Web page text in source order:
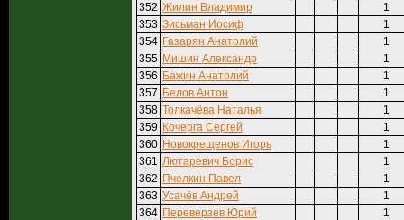
352 Жилин Владимир
1
353 Зисьман Иосиф
1
354 Газарян Анатолий
1
355 Мишин Александр
1
356 Бажин Анатолий
1
357 Белов Антон
1
358 Толкачёва Наталья
1
359 Кочерга Сергей
1
360 Новокрещенов Игорь
1
361 Лютаревич Борис
1
362 Пчелкин Павел
1
363 Усачёв Андрей
1
364 Переверзев Юрий 1